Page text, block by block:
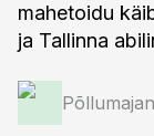
mahetoidu
ja Tallinna